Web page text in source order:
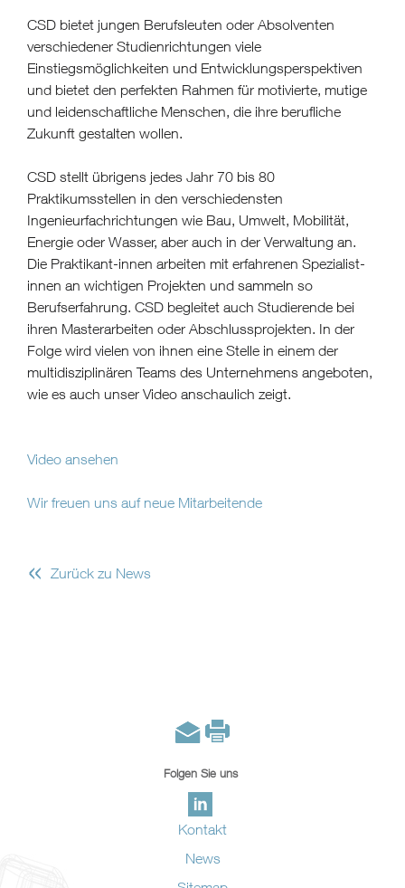
CSD bietet jungen Berufsleuten oder Absolventen
verschiedener Studienrichtungen viele
Einstiegsmöglichkeiten und Entwicklungsperspektiven
und bietet den perfekten Rahmen für motivierte, mutige
und leidenschaftliche Menschen, die ihre berufliche
Zukunft gestalten wollen.
CSD stellt übrigens jedes Jahr 70 bis 80
Praktikumsstellen in den verschiedensten
Ingenieurfachrichtungen wie Bau, Umwelt, Mobilität,
Energie oder Wasser, aber auch in der Verwaltung an.
Die Praktikant-innen arbeiten mit erfahrenen Spezialist-
innen an wichtigen Projekten und sammeln so
Berufserfahrung. CSD begleitet auch Studierende bei
ihren Masterarbeiten oder Abschlussprojekten. In der
Folge wird vielen von ihnen eine Stelle in einem der
multidisziplinären Teams des Unternehmens angeboten,
wie es auch unser Video anschaulich zeigt.
Video ansehen
Wir freuen uns auf neue Mitarbeitende
« Zurück zu News
Folgen Sie uns
Kontakt
News